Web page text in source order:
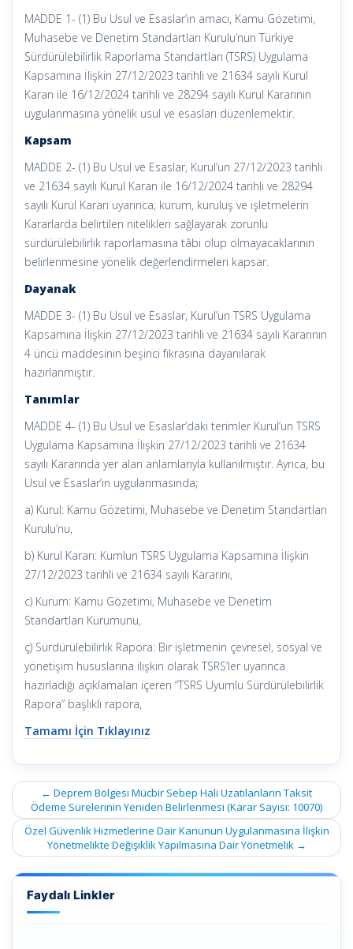
MADDE 1- (1) Bu Usul ve Esaslar’ın amacı, Kamu Gözetimi,
Muhasebe ve Denetim Standartları Kurulu’nun Türkiye
Sürdürülebilirlik Raporlama Standartları (TSRS) Uygulama
Kapsamına İlişkin 27/12/2023 tarihli ve 21634 sayılı Kurul
Karan ile 16/12/2024 tarihli ve 28294 sayılı Kurul Kararının
uygulanmasına yönelik usul ve esasları düzenlemektir.
Kapsam
MADDE 2- (1) Bu Usul ve Esaslar, Kurul’un 27/12/2023 tarihli
ve 21634 sayılı Kurul Karan ile 16/12/2024 tarihli ve 28294
sayılı Kurul Kararı uyarınca; kurum, kuruluş ve işletmelerin
Kararlarda belirtilen nitelikleri sağlayarak zorunlu
sürdürülebilirlik raporlamasına tâbi olup olmayacaklarının
belirlenmesine yönelik değerlendirmeleri kapsar.
Dayanak
MADDE 3- (1) Bu Usul ve Esaslar, Kurul’un TSRS Uygulama
Kapsamına İlişkin 27/12/2023 tarihli ve 21634 sayılı Kararının
4 üncü maddesinin beşinci fıkrasına dayanılarak
hazırlanmıştır.
Tanımlar
MADDE 4- (1) Bu Usul ve Esaslar’daki terimler Kurul’un TSRS
Uygulama Kapsamına İlişkin 27/12/2023 tarihli ve 21634
sayılı Kararında yer alan anlamlarıyla kullanılmıştır. Ayrıca, bu
Usul ve Esaslar’ın uygulanmasında;
a) Kurul: Kamu Gözetimi, Muhasebe ve Denetim Standartları
Kurulu’nu,
b) Kurul Kararı: Kumlun TSRS Uygulama Kapsamına İlişkin
27/12/2023 tarihli ve 21634 sayılı Kararını,
c) Kurum: Kamu Gözetimi, Muhasebe ve Denetim
Standartları Kurumunu,
ç) Sürdürülebilirlik Rapora: Bir işletmenin çevresel, sosyal ve
yönetişim hususlarına ilişkin olarak TSRS’ler uyarınca
hazırladığı açıklamaları içeren “TSRS Uyumlu Sürdürülebilirlik
Rapora” başlıklı rapora,
Tamamı İçin Tıklayınız
Post
navigation
← Deprem Bölgesi Mücbir Sebep Hali Uzatılanların Taksit
Ödeme Sürelerinin Yeniden Belirlenmesi (Karar Sayısı: 10070)
Özel Güvenlik Hizmetlerine Dair Kanunun Uygulanmasına İlişkin
Yönetmelikte Değişiklik Yapılmasına Dair Yönetmelik →
Faydalı Linkler